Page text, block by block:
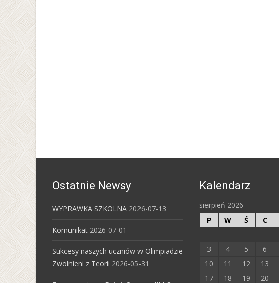
Ostatnie Newsy
WYPRAWKA SZKOLNA 2026-07-13
Komunikat 2026-07-01
Sukcesy naszych uczniów w Olimpiadzie
Zwolnieni z Teorii 2026-05-31
Kalendarz
sierpień 2026
P
W Ś C
3
4 5 6
10
11 12 13
17
18 19 20